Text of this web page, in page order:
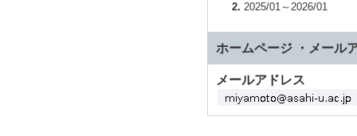
2. 2025/01～2026/01
ホームページ ・メール
メールアドレス